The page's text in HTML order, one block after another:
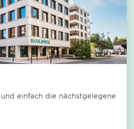
einfach die nächstgelegene